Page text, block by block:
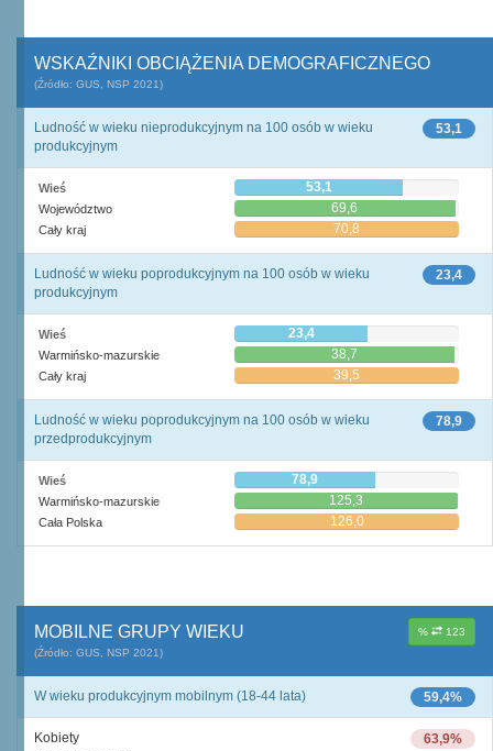
WSKAŹNIKI OBCIĄŻENIA DEMOGRAFICZNEGO
(Źródło: GUS, NSP 2021)
53,1
Ludność w wieku nieprodukcyjnym na 100 osób w wieku
produkcyjnym
Wieś 53,1
Województwo 69,6
Cały kraj 70,8
23,4
Ludność w wieku poprodukcyjnym na 100 osób w wieku
produkcyjnym
Wieś 23,4
Warmińsko-mazurskie 38,7
Cały kraj 39,5
78,9
Ludność w wieku poprodukcyjnym na 100 osób w wieku
przedprodukcyjnym
Wieś 78,9
Warmińsko-mazurskie 125,3
Cała Polska 126,0
% 123
MOBILNE GRUPY WIEKU
(Źródło: GUS, NSP 2021)
59,4%
W wieku produkcyjnym mobilnym (18-44 lata)
63,9%
Kobiety